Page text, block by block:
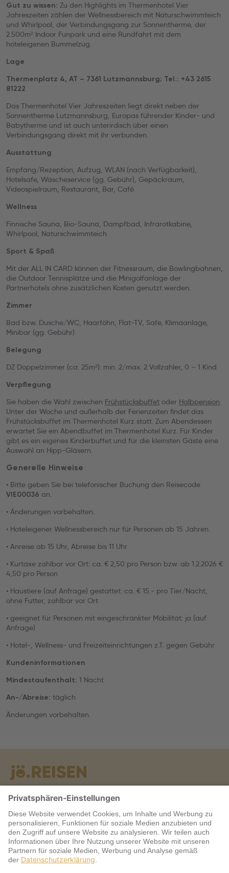
Gut zu wissen: Zu den Highlights im Thermenhotel Vier
Jahreszeiten zählen der Wellnessbereich mit Naturschwimmteich
und Whirlpool, der Verbindungsgang zur Sonnentherme, der
2.500m² Indoor Funpark und eine Rundfahrt mit dem
hoteleigenen Bummelzug.
Lage
Thermenplatz 4, AT – 7361 Lutzmannsburg; Tel.: +43 2615
81222
Das Thermenhotel Vier Jahreszeiten liegt direkt neben der
Sonnentherme Lutzmannsburg, Europas führender Kinder- und
Babytherme und ist auch unterirdisch über einen
Verbindungsgang direkt mit ihr verbunden.
Ausstattung
Empfang/Rezeption, Aufzug, WLAN (nach Verfügbarkeit),
Hotelsafe, Wäscheservice (gg. Gebühr), Gepäckraum,
Videospielraum, Restaurant, Bar, Café
Wellness
Finnische Sauna, Bio-Sauna, Dampfbad, Infrarotkabine,
Whirlpool, Naturschwimmteich
Sport & Spaß
Mit der ALL IN CARD können der Fitnessraum, die Bowlingbahnen,
die Outdoor Tennisplätze und die Minigolfanlage der
Partnerhotels ohne zusätzlichen Kosten genutzt werden.
Zimmer
Bad bzw. Dusche/WC, Haarföhn, Flat-TV, Safe, Klimaanlage,
Minibar (gg. Gebühr)
Belegung
DZ Doppelzimmer (ca. 25m²): min. 2/max. 2 Vollzahler, 0 – 1 Kind
Verpflegung
Sie haben die Wahl zwischen Frühstücksbuffet oder Halbpension.
Unter der Woche und außerhalb der Ferienzeiten findet das
Frühstücksbuffet im Thermenhotel Kurz statt. Zum Abendessen
erwartet Sie ein Abendbuffet im Thermenhotel Kurz. Für Kinder
gibt es ein eigenes Kinderbuffet und für die kleinsten Gäste eine
Auswahl an Hipp-Gläsern.
Generelle Hinweise
• Bitte geben Sie bei telefonischer Buchung den Reisecode
VIE00036 an.
• Änderungen vorbehalten.
• Hoteleigener Wellnessbereich nur für Personen ab 15 Jahren.
• Anreise ab 15 Uhr, Abreise bis 11 Uhr
• Kurtaxe zahlbar vor Ort: ca. € 2,50 pro Person bzw. ab 1.2.2026 €
4,50 pro Person
• Haustiere (auf Anfrage) gestattet: ca. € 15.- pro Tier/Nacht,
ohne Futter, zahlbar vor Ort
• geeignet für Personen mit eingeschränkter Mobilität: ja (auf
Anfrage)
• Hotel-, Wellness- und Freizeiteinrichtungen z.T. gegen Gebühr
Kundeninformationen
Mindestaufenthalt: 1 Nacht
An-/Abreise: täglich
Änderungen vorbehalten.
Warum jö?
Service